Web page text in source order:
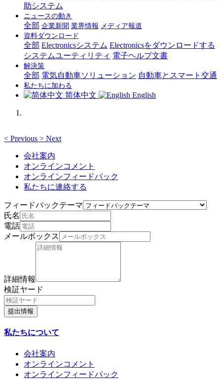
助システム
ニュースの動き
全部 企業新聞 業界情報 メディア報道
資料ダウンロード
全部 Electronicsシステム Electronicsをダウンロードする
システムユーティリティ 電子ヘルプ文書
解決策
全部 電気自動車ソリューション 自動車とスマート交通
私たちに加わる
简体中文 English
< Previous > Next
会社案内
オンラインコメント
オンラインフィードバック
私たちに連絡する
フィードバックテーマ
氏名
電話
メールボックス
詳細情報
検証ヤード
提出情報
私たちについて
会社案内
オンラインコメント
オンラインフィードバック